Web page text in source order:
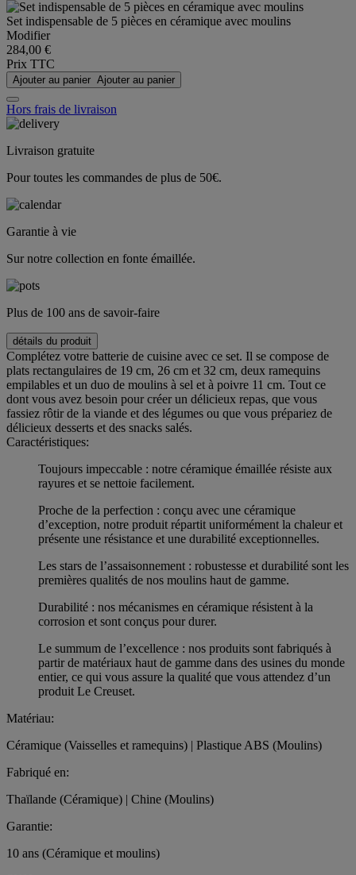
Set indispensable de 5 pièces en céramique avec moulins
Modifier
284,00 €
Prix TTC
Ajouter au panier Ajouter au panier
Hors frais de livraison
Livraison gratuite
Pour toutes les commandes de plus de 50€.
Garantie à vie
Sur notre collection en fonte émaillée.
Plus de 100 ans de savoir-faire
détails du produit
Complétez votre batterie de cuisine avec ce set. Il se compose de
plats rectangulaires de 19 cm, 26 cm et 32 cm, deux ramequins
empilables et un duo de moulins à sel et à poivre 11 cm. Tout ce
dont vous avez besoin pour créer un délicieux repas, que vous
fassiez rôtir de la viande et des légumes ou que vous prépariez de
délicieux desserts et des snacks salés.
Caractéristiques:
Toujours impeccable : notre céramique émaillée résiste aux
rayures et se nettoie facilement.
Proche de la perfection : conçu avec une céramique
d’exception, notre produit répartit uniformément la chaleur et
présente une résistance et une durabilité exceptionnelles.
Les stars de l’assaisonnement : robustesse et durabilité sont les
premières qualités de nos moulins haut de gamme.
Durabilité : nos mécanismes en céramique résistent à la
corrosion et sont conçus pour durer.
Le summum de l’excellence : nos produits sont fabriqués à
partir de matériaux haut de gamme dans des usines du monde
entier, ce qui vous assure la qualité que vous attendez d’un
produit Le Creuset.
Matériau:
Céramique (Vaisselles et ramequins) | Plastique ABS (Moulins)
Fabriqué en:
Thaïlande (Céramique) | Chine (Moulins)
Garantie:
10 ans (Céramique et moulins)